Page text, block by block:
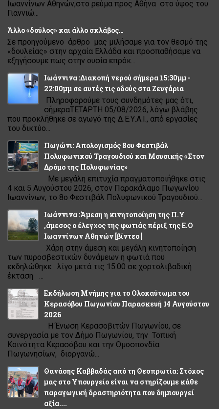
Ιωαννίνων Αθηνών,στο ρεύμα προς Αθήνα στο ύψος του
Γιαννιώ...
Άλλο «δούλος» και άλλο σκλάβος…
Σε προηγούμενο άρθρο μας μιλήσαμε για τον θεσμό της
«δουλείας» στην αρχαία Ελλάδα και προσπαθήσαμε να
εξηγήσουμε πως στην ουσία επρόκ...
Ιωάννινα :Διακοπή νερού σήμερα 15:30μμ -
22:00μμ σε αυτές τις οδούς στα Ζευγάρια
Πληροφορούμε τους συνδημότες μας ότι,
σήμεραΤΕΤΑΡΤΗ 05/08/2026, λόγω βλάβης
που προκλήθηκε σε αγωγό της Δ.Ε.Υ.Α.Ι., από εργασίες
του δικτύο...
Πωγώνι: Απολογισμός 8ου Φεστιβάλ
Πολυφωνικού Τραγουδιού και Μουσικής «Στον
Δρόμο της Πολυφωνίας»
Με μεγάλη επιτυχία πραγματοποιήθηκε στις
4 και 5 Αυγούστου 2026, στον Παρακάλαμο Πωγωνίου
Ιωαννίνων, το 8ο Φεστιβάλ Πολυφωνικού Τραγουδιού...
Ιωάννινα :Άμεση η κινητοποίηση της Π.Υ
,άμεσος ο έλεγχος της φωτιάς πέριξ της Ε.Ο
Ιωαννίνων Αθηνών [βίντεο ]
Χάρη στην άμεση και μεγάλη κινητοποίηση
των πυροσβεστικών δυνάμεων η φωτιά που
εκδηλώθηκε λίγο μετά τις 15:00 σε χορτολιβαδική
έκταση ...
Εκδήλωση Μνήμης για το Ολοκαύτωμα του
Κερασόβου Πωγωνίου Παρασκευή 14 Αυγούστου
2026
Η Ένωση Κερασοβιτών Πωγωνίου, σε
συνεργασία με τον Δήμο Πωγωνίου, την Τοπική
Κοινότητα Κερασόβου και την Ομοσπονδία
Πωγωνησίων, διοργανώ...
Θανάσης Καββαδάς από τη Θεσπρωτία: Στόχος
μας στο Υπουργείο είναι να στηρίζουμε κάθε
παραγωγική δραστηριότητα που δημιουργεί
αξία....